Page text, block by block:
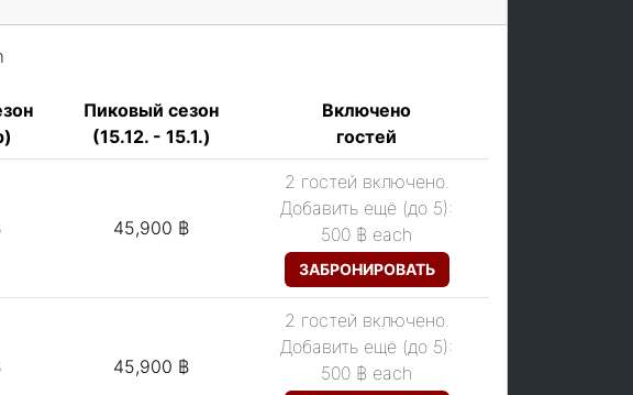
Пиковый сезон
(15.12. - 15.1.)
Включено
гостей
45,900 ฿
2 гостей включено.
Добавить ещё (до 5):
500 ฿ each
ЗАБРОНИРОВАТЬ
45,900 ฿
2 гостей включено.
Добавить ещё (до 5):
500 ฿ each